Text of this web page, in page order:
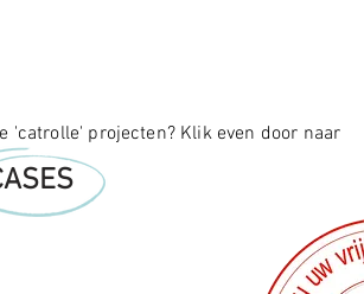
'catrolle' projecten? Klik even door naar